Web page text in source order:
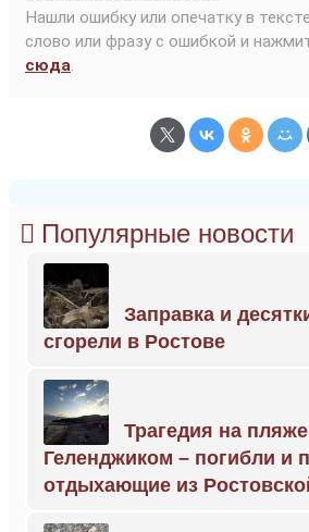
Нашли ошибку или опечатку в
слово или фразу с ошибкой и
сюда.
Популярные новости
Заправка и
сгорели в Ростове
Трагедия на
Геленджиком – погибли и
отдыхающие из